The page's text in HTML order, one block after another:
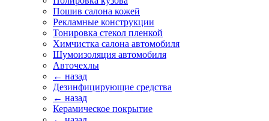
Пошив салона кожей
Рекламные конструкции
Тонировка стекол пленкой
Химчистка салона автомобиля
Шумоизоляция автомобиля
Авточехлы
← назад
Дезинфицирующие средства
← назад
Керамическое покрытие